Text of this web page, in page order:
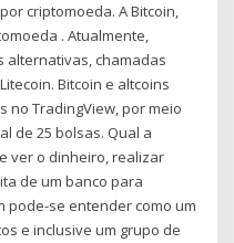
criptomoeda. A Bitcoin,
. Atualmente,
alternativas, chamadas
Bitcoin e altcoins
TradingView, por meio
de 25 bolsas. Qual a
ver o dinheiro, realizar
de um banco para
pode-se entender como um
e inclusive um grupo de